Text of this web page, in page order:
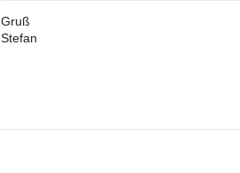
Gruß
Stefan